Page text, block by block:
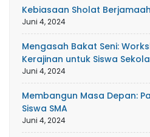
Kebiasaan Sholat
Juni 4, 2024
Mengasah Bakat Seni:
Kerajinan untuk Siswa
Juni 4, 2024
Membangun Masa Depan:
Siswa SMA
Juni 4, 2024